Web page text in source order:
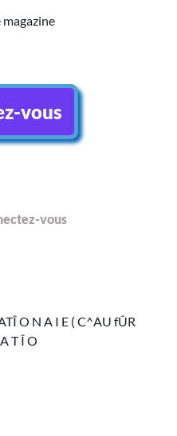
vous
vous
O N A I E ( C^AU fÛR
T Î O